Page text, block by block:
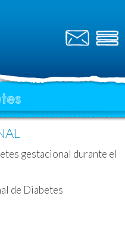
gestacional durante el
de Diabetes